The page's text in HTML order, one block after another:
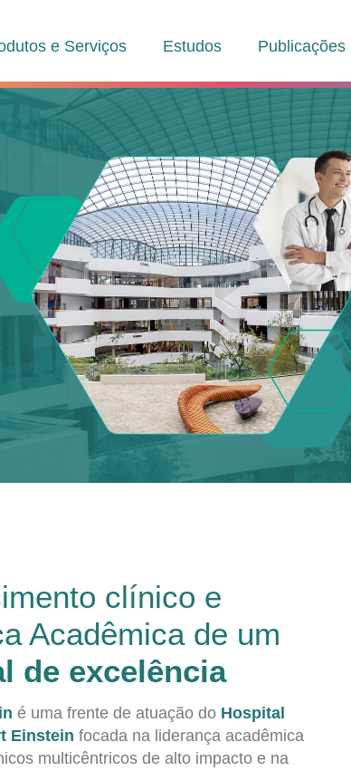
e Serviços Estudos Publicações
clínico e
Acadêmica de um
de excelência
é uma frente de atuação do Hospital
Einstein focada na liderança acadêmica
multicêntricos de alto impacto e na